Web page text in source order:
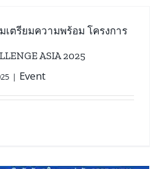
เตรียมความพร้อม โครงการ
ASIA 2025
| Event